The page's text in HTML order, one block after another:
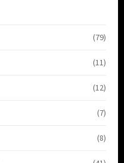
(79)
(11)
(12)
(7)
(8)